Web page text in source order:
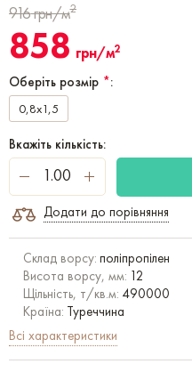
916грн/м2
858 грн/м2
Оберіть розмір *:
0,8x1,5
Вкажіть кількість:
Додати до порівняння
Склад ворсу: поліпропілен
Висота ворсу, мм: 12
Щільність, т/кв.м: 490000
Країна: Туреччина
Всі характеристики